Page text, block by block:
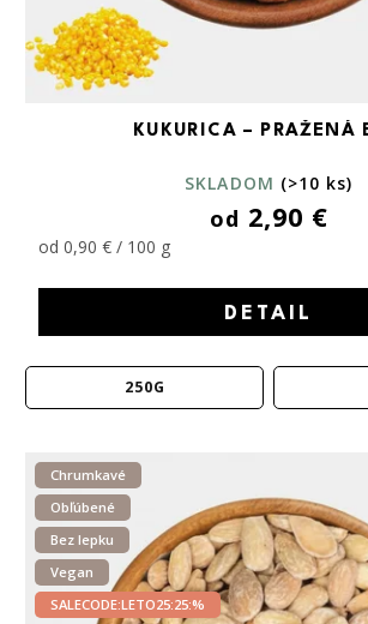
KUKURICA – PRAŽENÁ
SKLADOM (>10 ks)
od 2,90 €
od 0,90 € / 100 g
DETAIL
250G
Chrumkavé
Obľúbené
Bez lepku
Vegan
SALECODE:LETO25:25:%